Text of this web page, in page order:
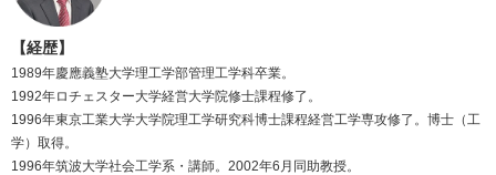
【経歴】
1989年慶應義塾大学理工学部管理工学科卒業。
1992年ロチェスター大学経営大学院修士課程修了。
1996年東京工業大学大学院理工学研究科博士課程経営工学専攻修了。博士（工
学）取得。
1996年筑波大学社会工学系・講師。2002年6月同助教授。